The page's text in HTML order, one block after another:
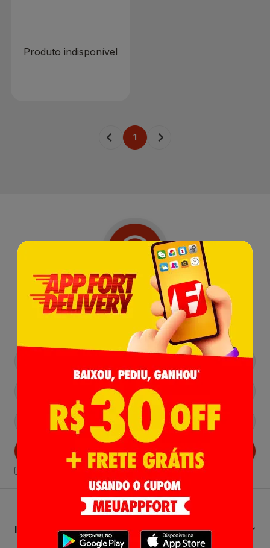
Produto indisponível
1
Receba nossas Novidades,
Lançamentos e Promoções!
Cadastrar
Declaro estar ciente dasPoliticas de Privacidade.
Institucional